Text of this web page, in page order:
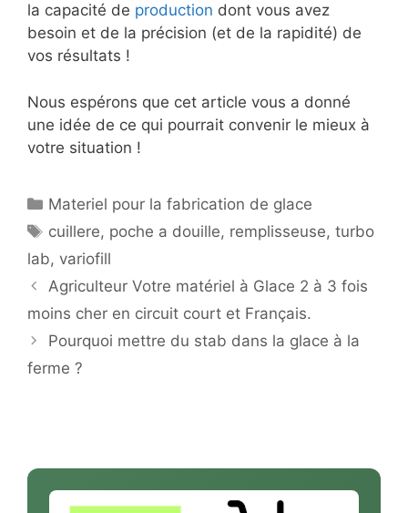
la capacité de production dont vous avez
besoin et de la précision (et de la rapidité) de
vos résultats !
Nous espérons que cet article vous a donné
une idée de ce qui pourrait convenir le mieux à
votre situation !
Catégories
Materiel pour la fabrication de glace
Étiquettes
cuillere, poche a douille, remplisseuse,turbo
lab, variofill
Agriculteur Votre matériel à Glace 2 à 3 fois
moins cher en circuit court et Français.
Pourquoi mettre du stab dans la glace à la
ferme ?